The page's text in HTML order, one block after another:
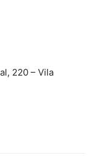
220 – Vila